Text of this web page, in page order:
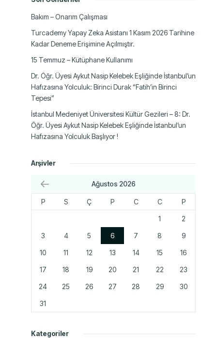
Bakım – Onarım Çalışması
Turcademy Yapay Zeka Asistanı 1 Kasım 2026 Tarihine
Kadar Deneme Erişimine Açılmıştır.
15 Temmuz – Kütüphane Kullanımı
Dr. Öğr. Üyesi Aykut Nasip Kelebek Eşliğinde İstanbul’un
Hafızasına Yolculuk: Birinci Durak “Fatih’in Birinci
Tepesi”
İstanbul Medeniyet Üniversitesi Kültür Gezileri – 8: Dr.
Öğr. Üyesi Aykut Nasip Kelebek Eşliğinde İstanbul’un
Hafızasına Yolculuk Başlıyor !
Arşivler
Ağustos 2026
P S Ç P C C P
1 2
3 4 5 6 7 8 9
10 11 12 13 14 15 16
17 18 19 20 21 22 23
24 25 26 27 28 29 30
31
Kategoriler